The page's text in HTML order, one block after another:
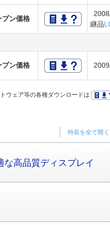
プン価格
継品
プン価格
ウェア等の各種ダウンロードは
特長を全て開く
な高品質ディスプレイ